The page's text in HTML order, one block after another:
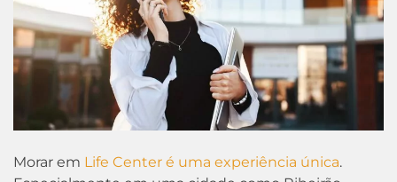
Morar em Life Center é uma experiência única.